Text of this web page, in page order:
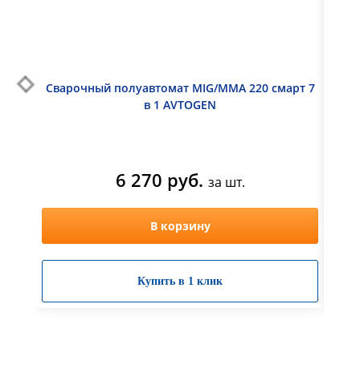
Сварочный полуавтомат MIG/MMA 220 смарт 7
в 1 AVTOGEN
6 270 руб. за шт.
В корзину
Купить в 1 клик